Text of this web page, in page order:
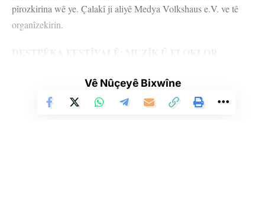
pîrozkirina wê ye. Çalakî ji aliyê Medya Volkshaus e.V. ve tê
organîzekirin.
DESTPÊKA FESTÎVALÊ: MUZÎK Û FLOKLOR
Festîval di 28’ê Gulanê roja Çarşemê saet 17:00’an de bi
pêşandana folklorê destpê dike. Piştre jî wê çalakî di saet
Vê Nûçeyê Bixwîne